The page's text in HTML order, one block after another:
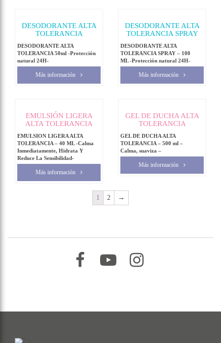
DESODORANTE ALTA
TOLERANCIA
DESODORANTE ALTA
TOLERANCIA 50ml -Protección
natural 24H-
Más información
DESODORANTE ALTA
TOLERANCIA SPRAY
DESODORANTE ALTA
TOLERANCIA SPRAY – 100
ML -Protección natural 24H-
Más información
EMULSIÓN LIGERA
ALTA TOLERANCIA
EMULSION LIGERA ALTA
TOLERANCIA – 40 ML -Calma
Inmediatamente, Hidrata Y
Reduce La Sensibilidad-
Más información
GEL DE DUCHA ALTA
TOLERANCIA
GEL DE DUCHA ALTA
TOLERANCIA – 500 ml –
Calma, suaviza –
Más información
1 2 →
– – –